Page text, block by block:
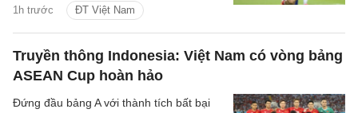
1h trước ĐT Việt Nam
Truyền thông Indonesia: Việt Nam có vòng bảng
ASEAN Cup hoàn hảo
Đứng đầu bảng A với thành tích bất bại